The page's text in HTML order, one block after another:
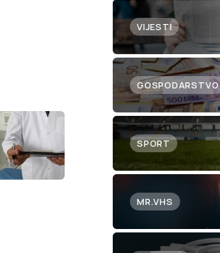
VIJESTI
GOSPODARSTVO
SPORT
MR.VHS